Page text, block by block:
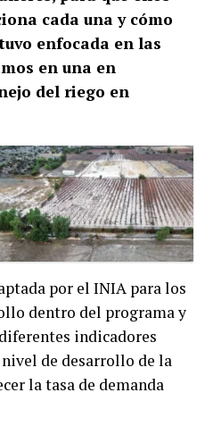
cada una y cómo
enfocada en las
en una en
del riego en
por el INIA para los
dentro del programa y
indicadores
de desarrollo de la
la tasa de demanda